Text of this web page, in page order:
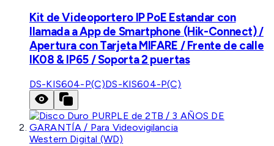
Kit de Videoportero IP PoE Estandar con
llamada a App de Smartphone (Hik-Connect) /
Apertura con Tarjeta MIFARE / Frente de calle
IK08 & IP65 / Soporta 2 puertas
DS-KIS604-P(C)DS-KIS604-P(C)
Western Digital (WD)